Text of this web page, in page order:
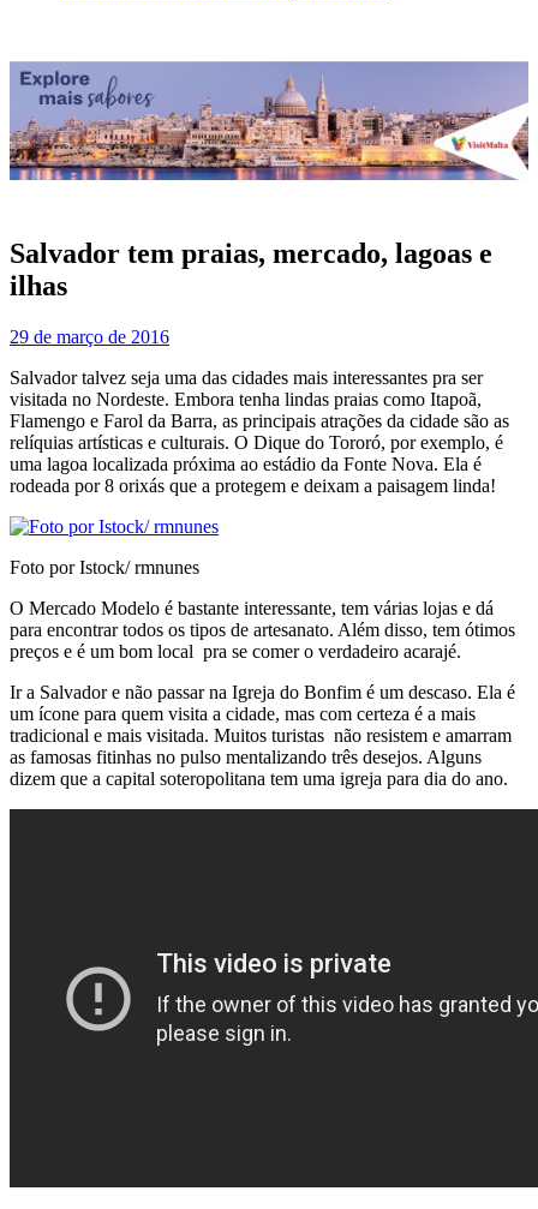
Salvador tem praias, mercado, lagoas e
ilhas
29 de março de 2016
Salvador talvez seja uma das cidades mais interessantes pra ser
visitada no Nordeste. Embora tenha lindas praias como Itapoã,
Flamengo e Farol da Barra, as principais atrações da cidade são as
relíquias artísticas e culturais. O Dique do Tororó, por exemplo, é
uma lagoa localizada próxima ao estádio da Fonte Nova. Ela é
rodeada por 8 orixás que a protegem e deixam a paisagem linda!
Foto por Istock/ rmnunes
O Mercado Modelo é bastante interessante, tem várias lojas e dá
para encontrar todos os tipos de artesanato. Além disso, tem ótimos
preços e é um bom local pra se comer o verdadeiro acarajé.
Ir a Salvador e não passar na Igreja do Bonfim é um descaso. Ela é
um ícone para quem visita a cidade, mas com certeza é a mais
tradicional e mais visitada. Muitos turistas não resistem e amarram
as famosas fitinhas no pulso mentalizando três desejos. Alguns
dizem que a capital soteropolitana tem uma igreja para dia do ano.